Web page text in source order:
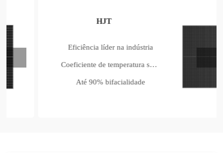
Eficiência líder na indústria
Coeficiente de temperatura superior
Até 90% bifacialidade